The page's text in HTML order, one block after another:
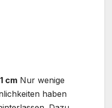
cm Nur wenige
haben